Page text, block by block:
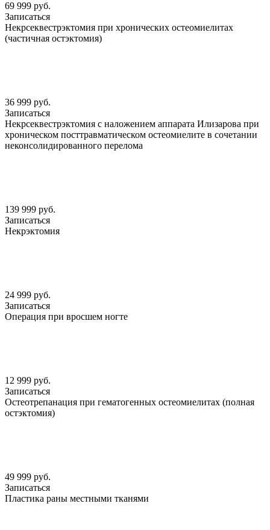
69 999 руб.
Записаться
Некрсеквестрэктомия при хронических остеомиелитах
(частичная остэктомия)
36 999 руб.
Записаться
Некрсеквестрэктомия с наложением аппарата Илизарова при
хроническом посттравматическом остеомиелите в сочетании
неконсолидированного перелома
139 999 руб.
Записаться
Некрэктомия
24 999 руб.
Записаться
Операция при вросшем ногте
12 999 руб.
Записаться
Остеотрепанация при гематогенных остеомиелитах (полная
остэктомия)
49 999 руб.
Записаться
Пластика раны местными тканями